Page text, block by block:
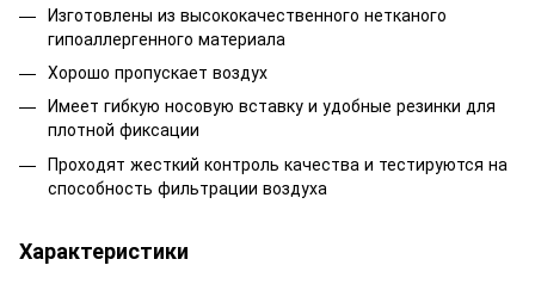
Изготовлены из высококачественного нетканого
гипоаллергенного материала
Хорошо пропускает воздух
Имеет гибкую носовую вставку и удобные резинки для
плотной фиксации
Проходят жесткий контроль качества и тестируются на
способность фильтрации воздуха
Характеристики